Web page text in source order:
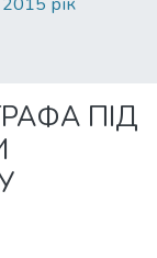
ПІД